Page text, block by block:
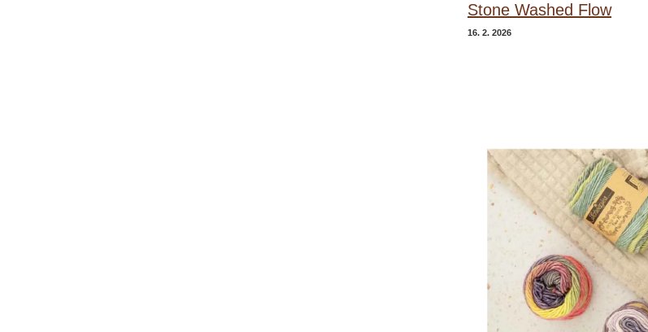
Stone Washed Flow
16. 2. 2026